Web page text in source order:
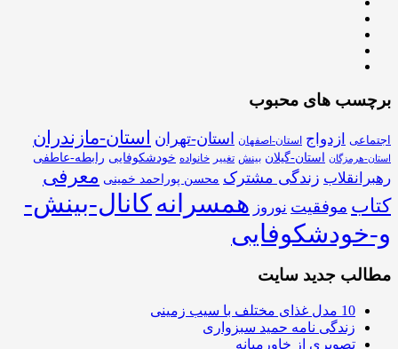
برچسب های محبوب
اجتماعی ازدواج استان-اصفهان استان-تهران استان-مازندران
استان-هرمزگان استان-گیلان بینش تغییر خانواده خودشکوفایی رابطه-عاطفی
رهبرانقلاب زندگی مشترک محسن پوراحمد خمینی معرفی
کتاب موفقیت نوروز همسرانهکانال-بینش-
و-خودشکوفایی
مطالب جدید سایت
10 مدل غذای مختلف با سیب زمینی
زندگی نامه حمید سبزواری
تصویری از خاورمیانه